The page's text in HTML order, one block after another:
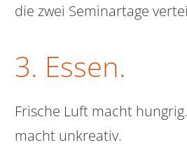
die zwei Seminartage
3. Essen.
Frische Luft macht
macht unkreativ.